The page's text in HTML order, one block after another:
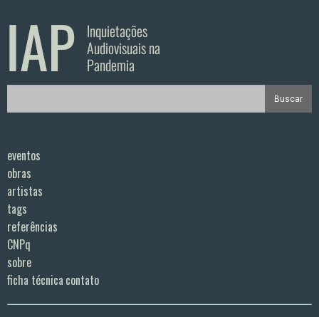
eventos
obras
artistas
tags
referências
CNPq
sobre
ficha técnica contato